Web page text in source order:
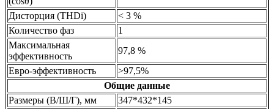
Дисторция (THDi)
< 3 %
Количество фаз
1
Максимальная
эффективность
97,8 %
Евро-эффективность
>97,5%
Общие данные
Размеры (В/Ш/Г), мм
347*432*145